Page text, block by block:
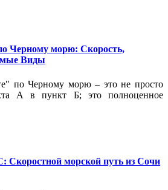
Черному морю: Скорость,
Виды
по Черному морю – это не просто
А в пункт Б; это полноценное
морской путь из Сочи